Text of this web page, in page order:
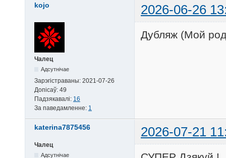
kojo 2026-06-26
Чалец
Адсутнічае
Зарэгістраваны: 2021-07-26
Допісаў: 49
Падзякавалі: 16
За паведамленне: 1
Дубляж (Мой
katerina7875456 2026-07-21
Чалец
Адсутнічае